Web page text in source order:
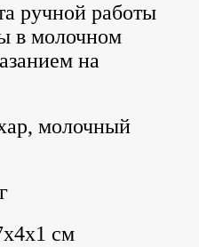
ручной работы
в молочном
на
молочный
см